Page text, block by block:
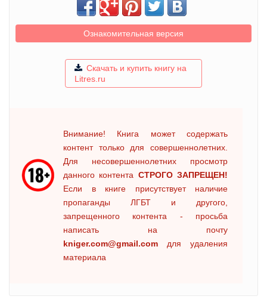
Ознакомительная версия
Скачать и купить книгу на
Litres.ru
Внимание! Книга может содержать
контент только для совершеннолетних.
Для несовершеннолетних просмотр
данного контента СТРОГО ЗАПРЕЩЕН!
Если в книге присутствует наличие
пропаганды ЛГБТ и другого,
запрещенного контента - просьба
написать на почту
kniger.com@gmail.com для удаления
материала